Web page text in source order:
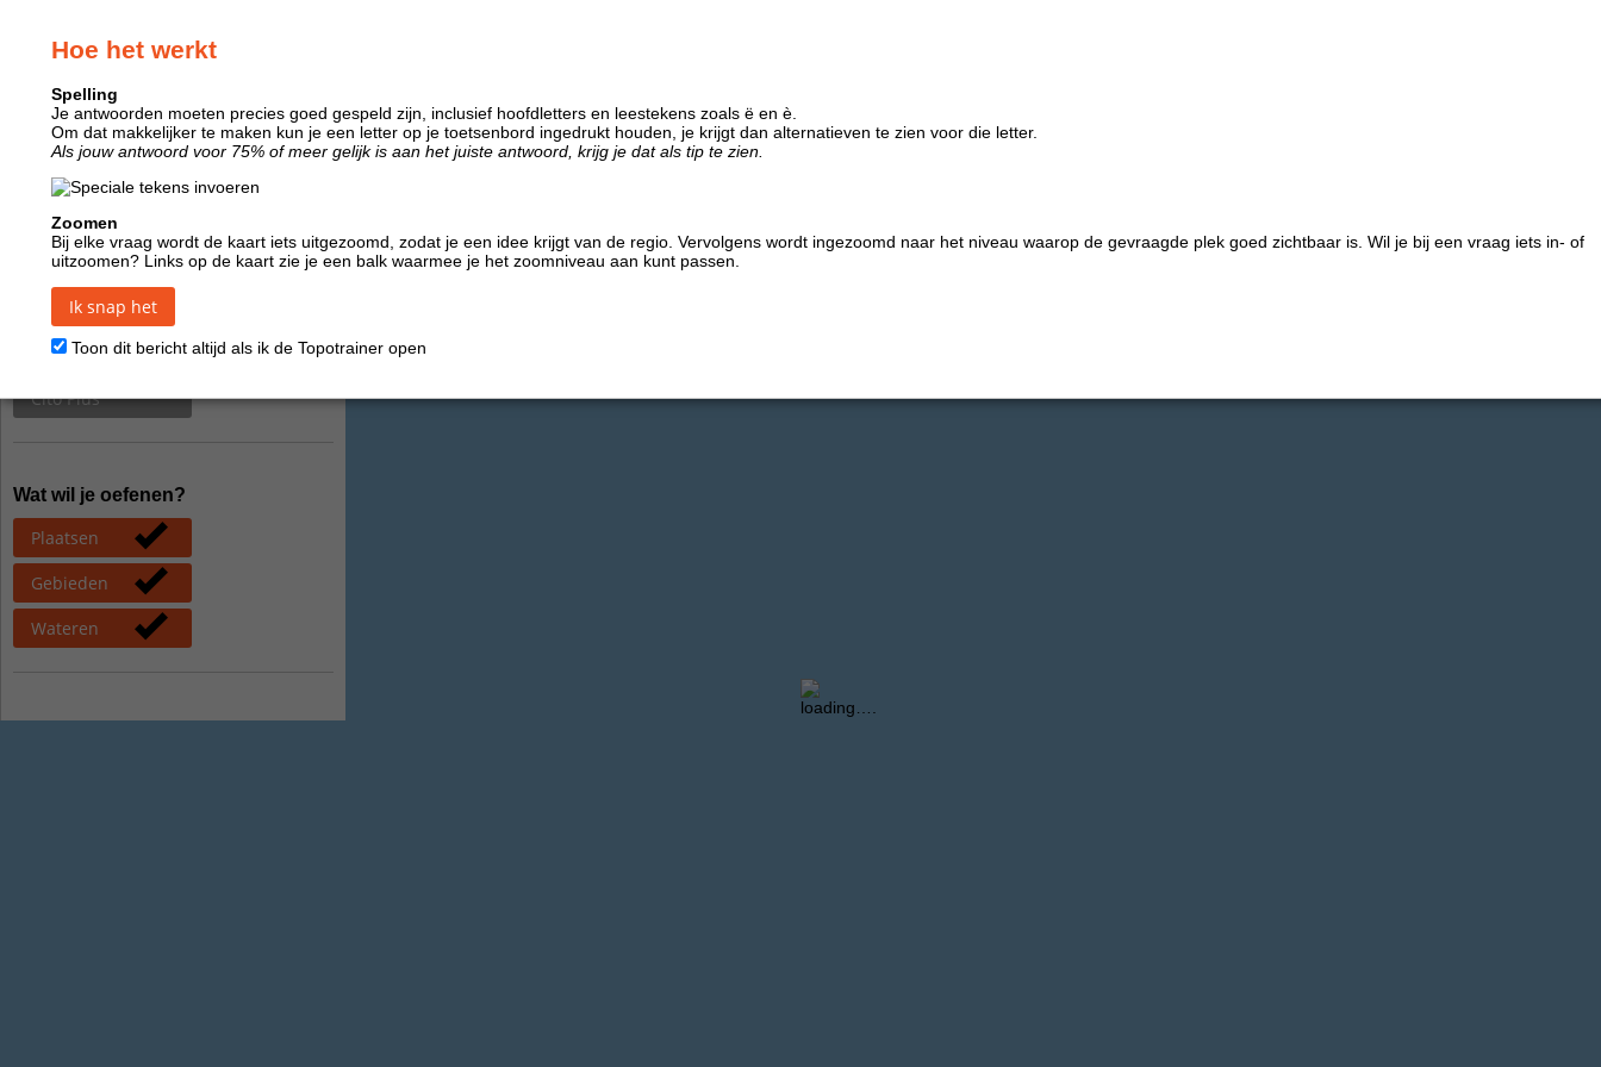
Topografie
In de klas Je oefent nu: Zuid-holland Ga terug en kies opnieuw
Hoe het werkt
Spelling
Je antwoorden moeten precies goed gespeld zijn, inclusief hoofdletters en leestekens zoals ë en è.
Om dat makkelijker te maken kun je een letter op je toetsenbord ingedrukt houden, je krijgt dan alternatieven te zien voor die letter.
Als jouw antwoord voor 75% of meer gelijk is aan het juiste antwoord, krijg je dat als tip te zien.
Zoomen
Bij elke vraag wordt de kaart iets uitgezoomd, zodat je een idee krijgt van de regio. Vervolgens wordt ingezoomd naar het niveau waarop de gevraagde plek goed zichtbaar is. Wil je bij een vraag iets in- of
uitzoomen? Links op de kaart zie je een balk waarmee je het zoomniveau aan kunt passen.
Ik snap het
Toon dit bericht altijd als ik de Topotrainer open
Instellingen
Start
Aantal plaatsen
Cito 100
Cito Plus
Wat wil je oefenen?
Plaatsen
Gebieden
Wateren